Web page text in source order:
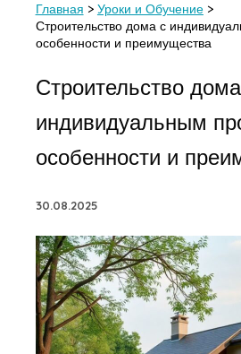
Главная
Уроки и Обучение
Строительство дома с
особенности и преимущества
Строительство
индивидуальным
особенности и
30.08.2025